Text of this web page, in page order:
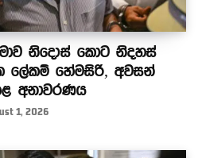
නිදොස් කොට නිදහස්
හේමසිරි, අවසන්
අනාවරණය
1, 2026